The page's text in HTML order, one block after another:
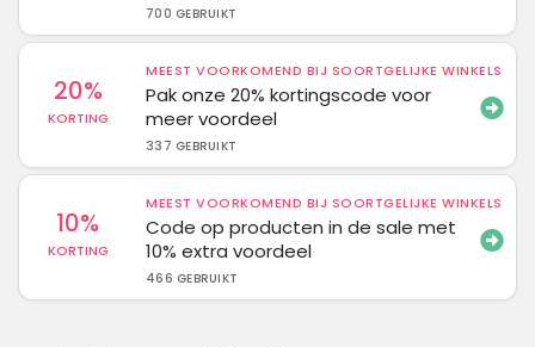
700 GEBRUIKT
20%
KORTING
MEEST VOORKOMEND BIJ SOORTGELIJKE WINKELS
Pak onze 20% kortingscode voor
meer voordeel
337 GEBRUIKT
10%
KORTING
MEEST VOORKOMEND BIJ SOORTGELIJKE WINKELS
Code op producten in de sale met
10% extra voordeel
466 GEBRUIKT